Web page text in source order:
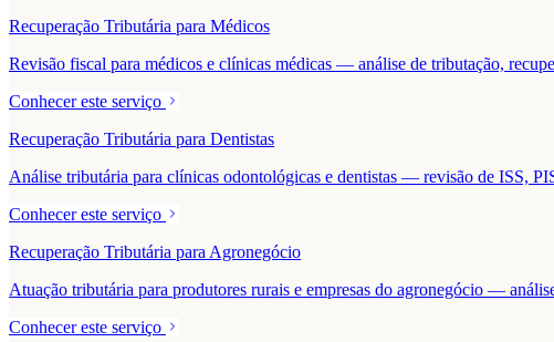
Recuperação Tributária para Médicos
Revisão fiscal para médicos e clínicas médicas — análise de tributação,
Conhecer este serviço
Recuperação Tributária para Dentistas
Análise tributária para clínicas odontológicas e dentistas — revisão de ISS,
Conhecer este serviço
Recuperação Tributária para Agronegócio
Atuação tributária para produtores rurais e empresas do agronegócio —
Conhecer este serviço